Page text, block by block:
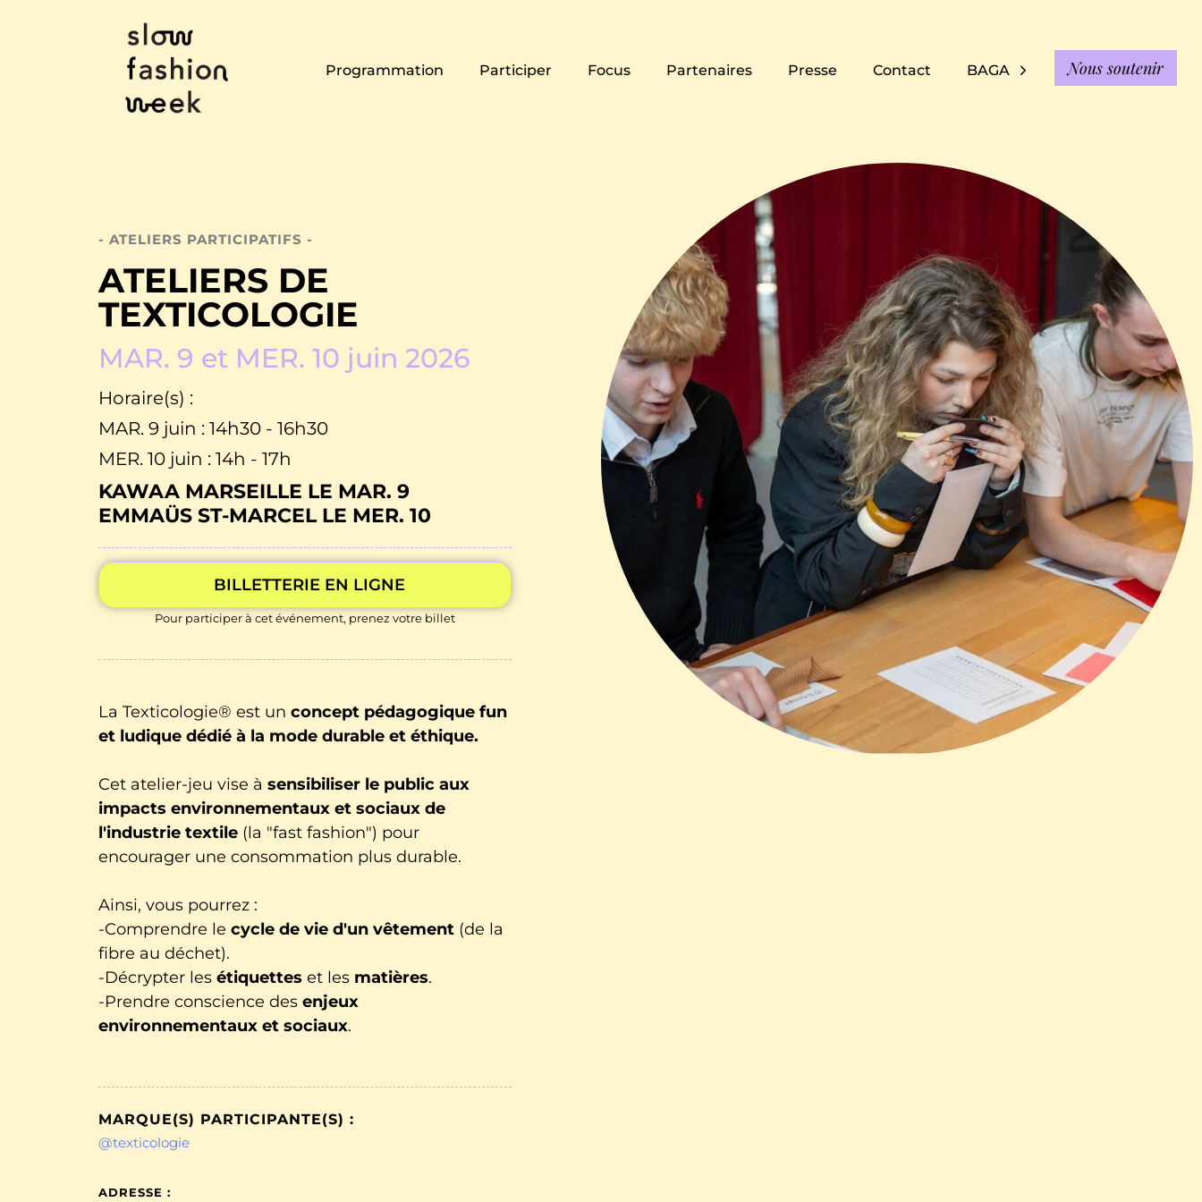
Programmation Participer Focus Partenaires Presse Contact BAGA Nous soutenir
- ATELIERS PARTICIPATIFS -
ATELIERS DE
TEXTICOLOGIE
MAR. 9 et MER. 10 juin 2026
Horaire(s) :
MAR. 9 juin : 14h30 - 16h30
MER. 10 juin : 14h - 17h
KAWAA MARSEILLE LE MAR. 9
EMMAÜS ST-MARCEL LE MER. 10
BILLETTERIE EN LIGNE
Pour participer à cet événement, prenez votre billet
La Texticologie® est un concept pédagogique fun
et ludique dédié à la mode durable et éthique.
Cet atelier-jeu vise à sensibiliser le public aux
impacts environnementaux et sociaux de
l'industrie textile(la "fast fashion") pour
encourager une consommation plus durable.
Ainsi, vous pourrez :
-Comprendre le cycle de vie d'un vêtement(de la
fibre au déchet).
-Décrypter les étiquettes et les matières.
-Prendre conscience des enjeux
environnementaux et sociaux.
MARQUE(S) PARTICIPANTE(S) :
@texticologie
ADRESSE :